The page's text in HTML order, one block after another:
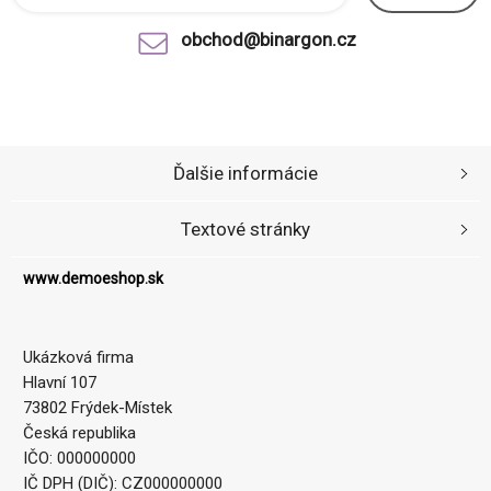
obchod@binargon.cz
www.demoeshop.sk
Ukázková firma
Hlavní 107
73802 Frýdek-Místek
Česká republika
IČO: 000000000
IČ DPH (DIČ): CZ000000000
Ďalšie informácie
Textové stránky